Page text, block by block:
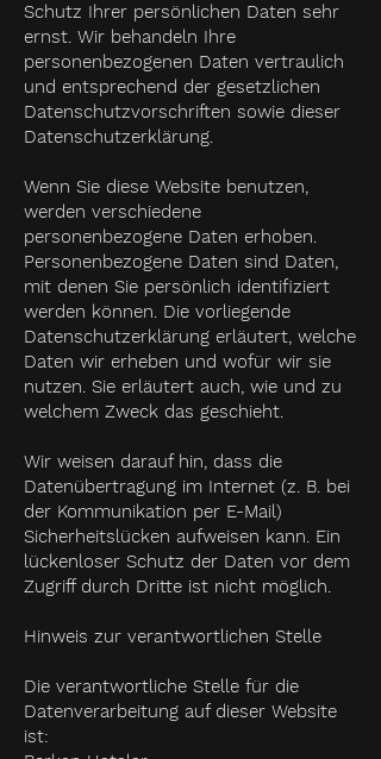
Schutz Ihrer persönlichen Daten sehr
ernst. Wir behandeln Ihre
personenbezogenen Daten vertraulich
und entsprechend der gesetzlichen
Datenschutzvorschriften sowie dieser
Datenschutzerklärung.
Wenn Sie diese Website benutzen,
werden verschiedene
personenbezogene Daten erhoben.
Personenbezogene Daten sind Daten,
mit denen Sie persönlich identifiziert
werden können. Die vorliegende
Datenschutzerklärung erläutert, welche
Daten wir erheben und wofür wir sie
nutzen. Sie erläutert auch, wie und zu
welchem Zweck das geschieht.
Wir weisen darauf hin, dass die
Datenübertragung im Internet (z. B. bei
der Kommunikation per E-Mail)
Sicherheitslücken aufweisen kann. Ein
lückenloser Schutz der Daten vor dem
Zugriff durch Dritte ist nicht möglich.
Hinweis zur verantwortlichen Stelle
Die verantwortliche Stelle für die
Datenverarbeitung auf dieser Website
ist: